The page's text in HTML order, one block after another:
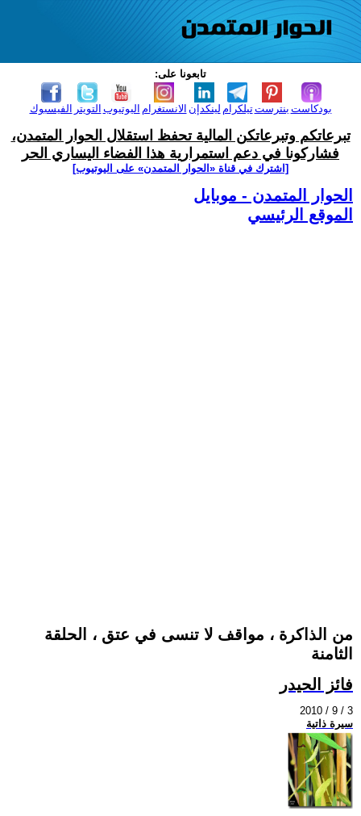
تابعونا على:
الفيسبوك التويتر اليوتيوب الانستغرام لينكدإن تيلكرامبنترست بودكاست
تبرعاتكم وتبرعاتكن المالية تحفظ استقلال الحوار المتمدن،
فشاركونا في دعم استمرارية هذا الفضاء اليساري الحر
[اشترك في قناة ‫«الحوار المتمدن» على اليوتيوب]
الحوار المتمدن - موبايل
الموقع الرئيسي
من الذاكرة ، مواقف لا تنسى في عتق ، الحلقة
الثامنة
فائز الحيدر
2010 / 9 / 3
سيرة ذاتية